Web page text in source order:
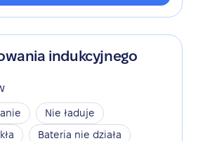
indukcyjnego
Nie ładuje
Bateria nie działa